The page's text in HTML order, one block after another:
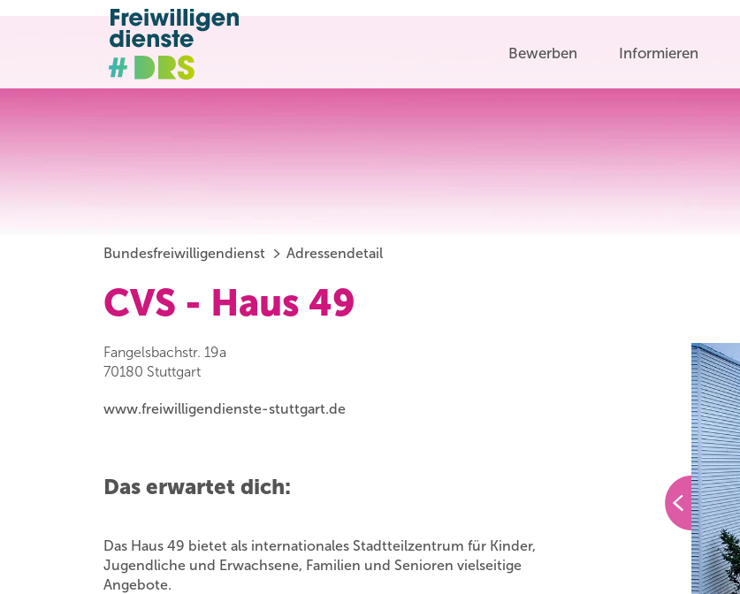
Bewerben Informieren
Bundesfreiwilligendienst Adressendetail
CVS - Haus 49
Fangelsbachstr. 19a
70180 Stuttgart
www.freiwilligendienste-stuttgart.de
Das erwartet dich:
Das Haus 49 bietet als internationales Stadtteilzentrum für Kinder,
Jugendliche und Erwachsene, Familien und Senioren vielseitige
Angebote.